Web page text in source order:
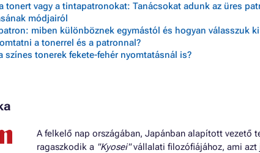
tonert vagy a tintapatronokat: Tanácsokat adunk az üres
módjairól
miben különböznek egymástól és hogyan válasszuk
a tonerrel és a patronnal?
színes tonerek fekete-fehér nyomtatásnál is?
A felkelő nap országában, Japánban alapított vezető
ragaszkodik a "Kyosei"vállalati filozófiájához, ami azt